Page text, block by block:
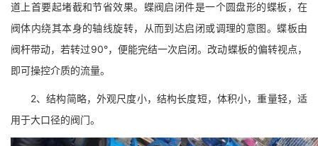
道上首要起堵截和节省效果。蝶阀启闭件是一个圆盘形的蝶板，在
阀体内绕其本身的轴线旋转，从而到达启闭或调理的意图。蝶板由
阀杆带动，若转过90°，便能完结一次启闭。改动蝶板的偏转视点，
即可操控介质的流量。
2、结构简略，外观尺度小，结构长度短，体积小，重量轻，适
用于大口径的阀门。